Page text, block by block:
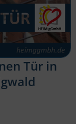
Tür in